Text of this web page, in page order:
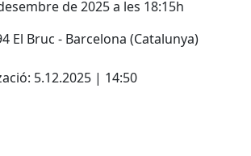
de 2025 a les 18:15h
El Bruc - Barcelona (Catalunya)
5.12.2025 | 14:50